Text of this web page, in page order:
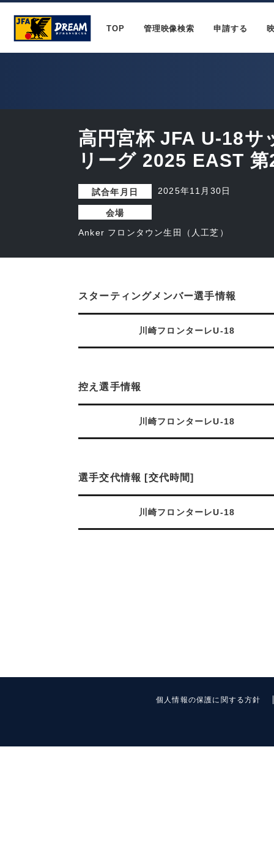
TOP 管理映像検索 申請する
高円宮杯 JFA U-18サ
リーグ 2025 EAST
試合年月日 2025年11月30日
会場
Anker フロンタウン生田（人工芝）
スターティングメンバー選手情報
川崎フロンターレU-18
控え選手情報
川崎フロンターレU-18
選手交代情報 [交代時間]
川崎フロンターレU-18
個人情報の保護に関する方針